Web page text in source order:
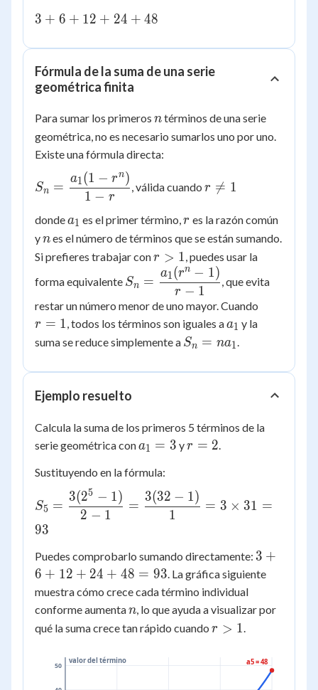
3
6
+
12
24
+
48
3 + 6 + 12 + 24 + 48
Fórmula de la suma de una serie
geométrica finita
Para sumar los primeros n
ntérminos de una serie
geométrica, no es necesario sumarlos uno por uno.
Existe una fórmula directa:
S_n =
\dfrac{a_1(1-
Sn =
1 − r
a1(1 − rn )
, válida cuando
\ne
r 
= 1
dondea_1
a1 es el primer término,r
r es la razón común
yn
nes el número de términos que se están sumando.
Si prefieres trabajar conr
>
1
r > 1, puedes usar la
forma equivalente S_n =
\dfrac{a_1(r^n-
1)}{r-1}
Sn =
r − 1
a1(rn − 1)
, que evita
restar un número menor de uno mayor. Cuando
r = 1, todos los términos son iguales aa_1
a1 y la
suma se reduce simplemente a S_n
a_1
Sn = na1.
Ejemplo resuelto
Calcula la suma de los primeros 5 términos de la
serie geométrica cona_1
a1 = 3 yr
r = 2.
Sustituyendo en la fórmula:
S_5 =
\dfrac{3(2^5-
1)}{2-1} =
1)}{1} = 3
\times 31 =
93
S5 =
2 − 1
3(25 − 1)
=
1
3(32 − 1)
= 3 × 31 =
93
Puedes comprobarlo sumando directamente: 3
+
12
+
48
3 +
6 + 12 + 24 + 48 = 93. La gráfica siguiente
muestra cómo crece cada término individual
conforme aumentan
n, lo que ayuda a visualizar por
qué la suma crece tan rápido cuando r
r > 1.
50
valor del término a5 = 48